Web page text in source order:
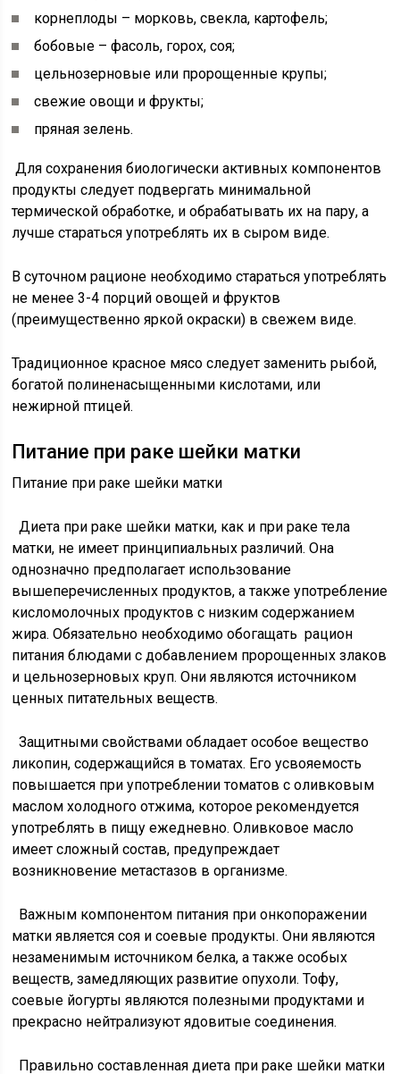
корнеплоды – морковь, свекла, картофель;
бобовые – фасоль, горох, соя;
цельнозерновые или пророщенные крупы;
свежие овощи и фрукты;
пряная зелень.
Для сохранения биологически активных компонентов
продукты следует подвергать минимальной
термической обработке, и обрабатывать их на пару, а
лучше стараться употреблять их в сыром виде.
В суточном рационе необходимо стараться употреблять
не менее 3-4 порций овощей и фруктов
(преимущественно яркой окраски) в свежем виде.
Традиционное красное мясо следует заменить рыбой,
богатой полиненасыщенными кислотами, или
нежирной птицей.
Питание при раке шейки матки
Питание при раке шейки матки
Диета при раке шейки матки, как и при раке тела
матки, не имеет принципиальных различий. Она
однозначно предполагает использование
вышеперечисленных продуктов, а также употребление
кисломолочных продуктов с низким содержанием
жира. Обязательно необходимо обогащать рацион
питания блюдами с добавлением пророщенных злаков
и цельнозерновых круп. Они являются источником
ценных питательных веществ.
Защитными свойствами обладает особое вещество
ликопин, содержащийся в томатах. Его усвояемость
повышается при употреблении томатов с оливковым
маслом холодного отжима, которое рекомендуется
употреблять в пищу ежедневно. Оливковое масло
имеет сложный состав, предупреждает
возникновение метастазов в организме.
Важным компонентом питания при онкопоражении
матки является соя и соевые продукты. Они являются
незаменимым источником белка, а также особых
веществ, замедляющих развитие опухоли. Тофу,
соевые йогурты являются полезными продуктами и
прекрасно нейтрализуют ядовитые соединения.
Правильно составленная диета при раке шейки матки